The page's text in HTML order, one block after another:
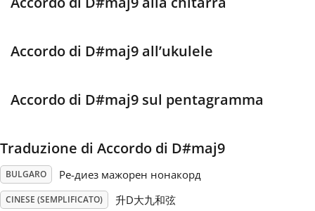
Svenska
Accordo di D#maj9 all’ukulele
Accordo di D#maj9 sul pentagramma
Traduzione di Accordo di D#maj9
BULGARO Ре-диез мажорен нонакорд
CINESE (SEMPLIFICATO) 升D大九和弦